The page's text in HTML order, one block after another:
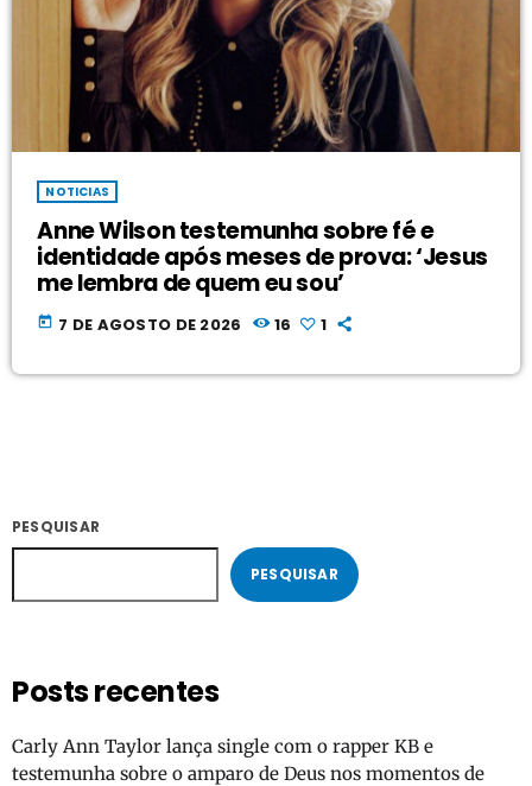
NOTICIAS
Anne Wilson testemunha sobre fé e
identidade após meses de prova: ‘Jesus
me lembra de quem eu sou’
today 7 DE AGOSTO DE 2026 16 1
PESQUISAR
PESQUISAR
Posts recentes
Carly Ann Taylor lança single com o rapper KB e
testemunha sobre o amparo de Deus nos momentos de